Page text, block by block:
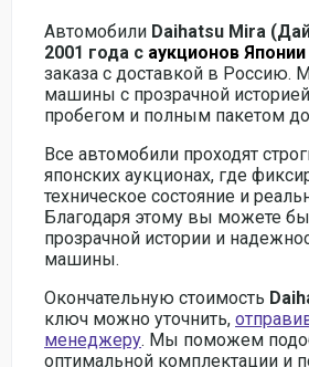
Автомобили Daihatsu Mira
2001 года с аукционов Японии
заказа с доставкой в Россию.
машины с прозрачной
пробегом и полным пакетом
Все автомобили проходят
японских аукционах, где
техническое состояние и
Благодаря этому вы можете
прозрачной истории и
машины.
Окончательную стоимость
ключ можно уточнить,
менеджеру. Мы поможем
оптимальной комплектации и